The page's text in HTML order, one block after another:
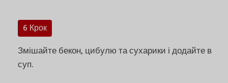
6 Крок
Змішайте бекон, цибулю та сухарики і додайте в
суп.